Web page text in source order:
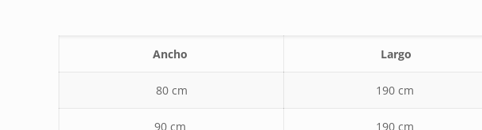
Ancho Largo
80 cm 190 cm
90 cm 190 cm